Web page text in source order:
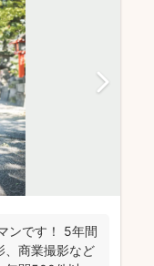
ンです！ 5年間
、商業撮影など